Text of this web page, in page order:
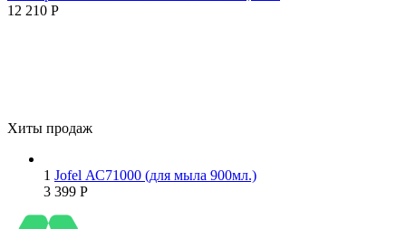
12 210 Р
Хиты продаж
1 Jofel АС71000 (для мыла 900мл.)
3 399 Р